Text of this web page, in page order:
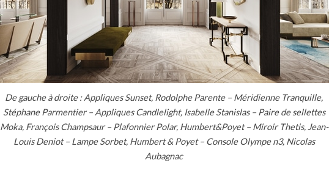
De gauche à droite : Appliques Sunset, Rodolphe Parente – Méridienne Tranquille,
Stéphane Parmentier – Appliques Candlelight, Isabelle Stanislas – Paire de sellettes
Moka, François Champsaur – Plafonnier Polar, Humbert&Poyet – Miroir Thetis, Jean-
Louis Deniot – Lampe Sorbet, Humbert & Poyet – Console Olympe n3, Nicolas
Aubagnac